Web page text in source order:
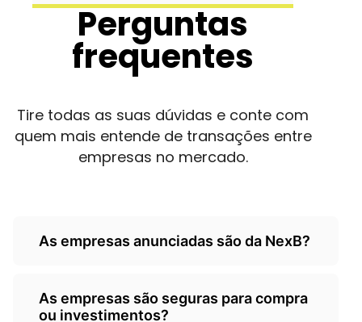
Perguntas
frequentes
Tire todas as suas dúvidas e conte com
quem mais entende de transações entre
empresas no mercado.
As empresas anunciadas são da NexB?
Não, as empresas são de
terceiros/empresarios e a Nexb atua
As empresas são seguras para compra
ou investimentos?